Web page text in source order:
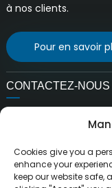
à nos clients.
Pour en savoir
CONTACTEZ-NOUS
Adresse:
10e bâtiment,
scientifique,
Cookies give you a
enhance your
keep our website safe,